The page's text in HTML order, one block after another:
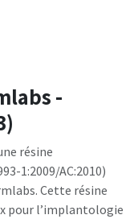
-
résine
1:2009/AC:2010)
Cette résine
pour l’implantologie